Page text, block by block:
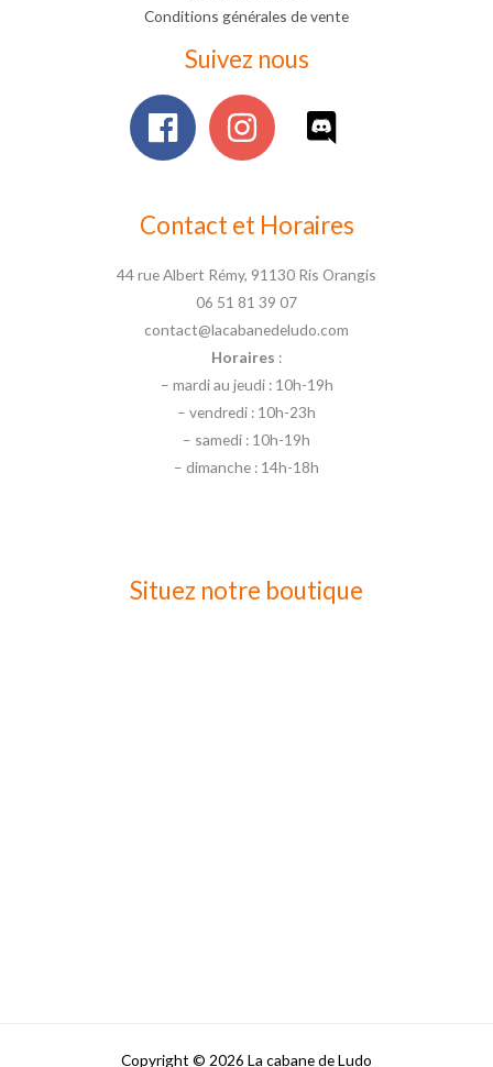
Conditions générales de vente
Suivez nous
Contact et Horaires
44 rue Albert Rémy, 91130 Ris Orangis
06 51 81 39 07
contact@lacabanedeludo.com
Horaires :
– mardi au jeudi : 10h-19h
– vendredi : 10h-23h
– samedi : 10h-19h
– dimanche : 14h-18h
Situez notre boutique
Copyright © 2026 La cabane de Ludo